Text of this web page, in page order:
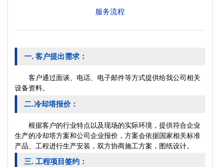
服务流程
一. 客户提出需求：
客户通过面谈、电话、电子邮件等方式提供给我公司相关
设备资料。
二.冷却塔报价：
根据客户的行业特点以及现场的实际环境，提供符合企业
生产的冷却塔方案和公司企业报价，方案会依据国家相关标准
产品、工程进行生产安装，双方协商施工方案，图纸设计。
三. 工程项目签约：